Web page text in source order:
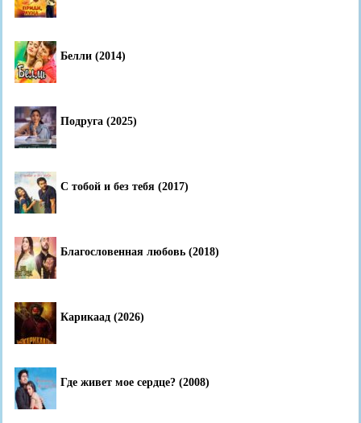
Белли (2014)
Подруга (2025)
С тобой и без тебя (2017)
Благословенная любовь (2018)
Карикаад (2026)
Где живет мое сердце? (2008)